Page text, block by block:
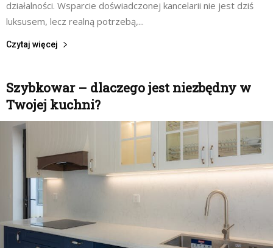
działalności. Wsparcie doświadczonej kancelarii nie jest dziś
luksusem, lecz realną potrzebą,...
Czytaj więcej
Szybkowar – dlaczego jest niezbędny w
Twojej kuchni?